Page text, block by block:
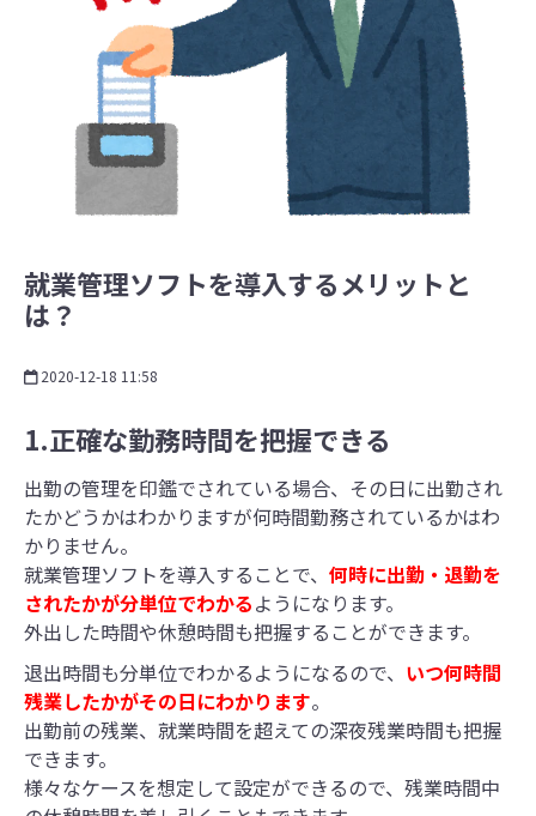
就業管理ソフトを導入するメリットと
は？
2020-12-18 11:58
1.正確な勤務時間を把握できる
出勤の管理を印鑑でされている場合、その日に出勤され
たかどうかはわかりますが何時間勤務されているかはわ
かりません。
就業管理ソフトを導入することで、 何時に出勤・退勤を
されたかが分単位でわかるようになります。
外出した時間や休憩時間も把握することができます。
退出時間も分単位でわかるようになるので、 いつ何時間
残業したかがその日にわかります。
出勤前の残業、就業時間を超えての深夜残業時間も把握
できます。
様々なケースを想定して設定ができるので、残業時間中